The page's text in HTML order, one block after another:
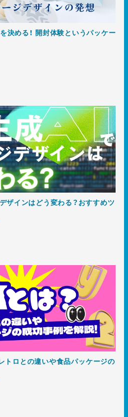
決める！ 開封体験というパッケー
ザインはどう変わる？おすすめツ
トロとの違いや食品パッケージの